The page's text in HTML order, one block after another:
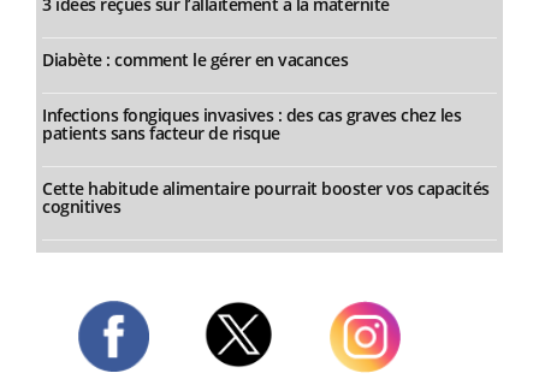
Diabète : comment le gérer en vacances
Infections fongiques invasives : des cas graves chez les
patients sans facteur de risque
Cette habitude alimentaire pourrait booster vos capacités
cognitives